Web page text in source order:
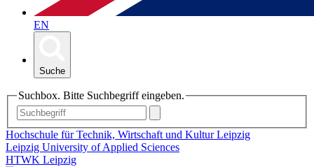
EN
Suche
Suchbox. Bitte Suchbegriff eingeben.
Hochschule für Technik, Wirtschaft und Kultur Leipzig
Leipzig University of Applied Sciences
HTWK Leipzig